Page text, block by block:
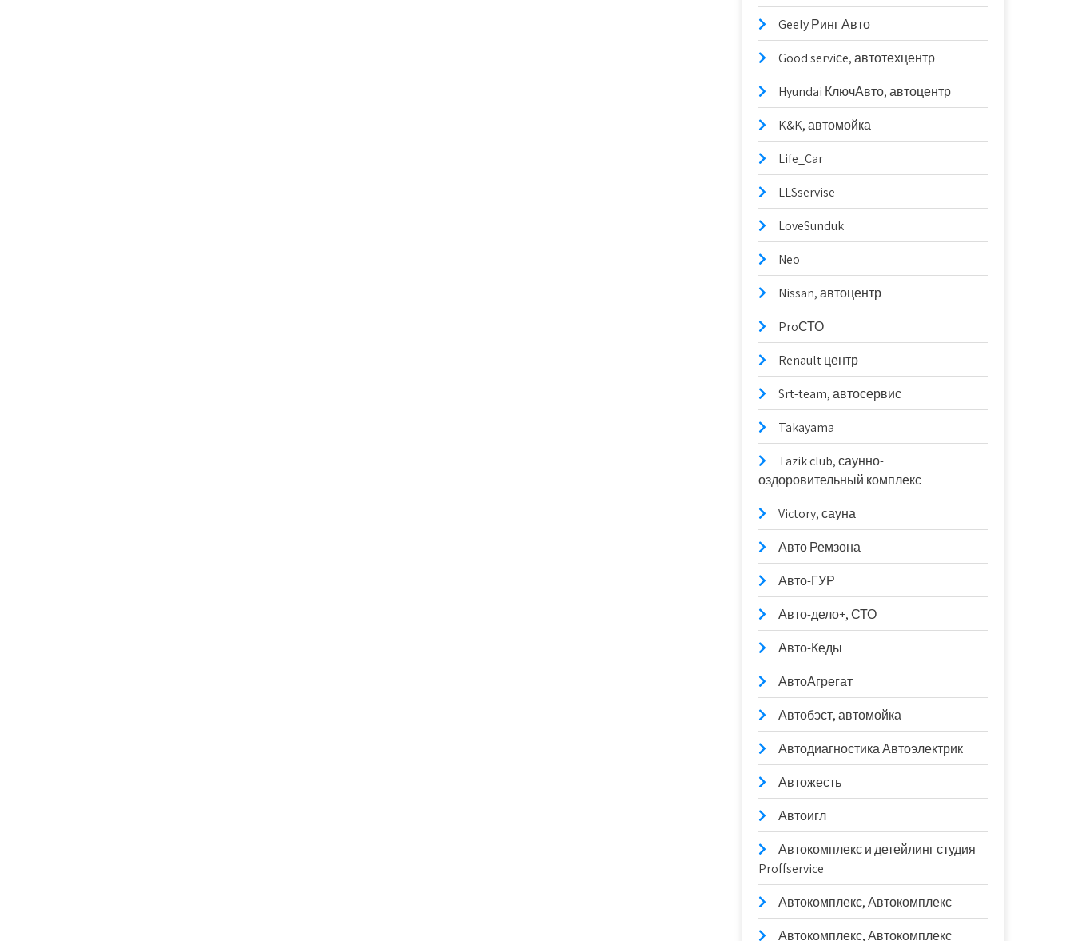
Geely Ринг Авто
Good serviсe, автотехцентр
Hyundai КлючАвто, автоцентр
K&K, автомойка
Life_Car
LLSservise
LoveSunduk
Neo
Nissan, автоцентр
ProСТО
Renault центр
Srt-team, автосервис
Takayama
Tazik club, саунно-
оздоровительный комплекс
Victory, сауна
Авто Ремзона
Авто-ГУР
Авто-дело+, СТО
Авто-Кеды
АвтоАгрегат
Автобэст, автомойка
Автодиагностика Автоэлектрик
Автожесть
Автоигл
Автокомплекс и детейлинг студия
Proffservice
Автокомплекс, Автокомплекс
Автокомплекс, Автокомплекс